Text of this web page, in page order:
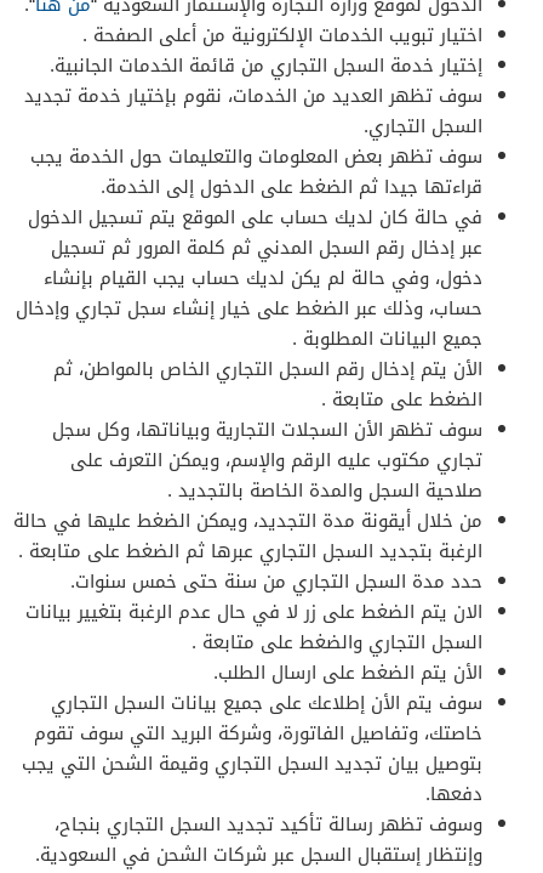
اختيار تبويب الخدمات الإلكترونية من أعلى الصفحة .
إختيار خدمة السجل التجاري من قائمة الخدمات الجانبية.
سوف تظهر العديد من الخدمات، نقوم بإختيار خدمة تجديد
السجل التجاري.
سوف تظهر بعض المعلومات والتعليمات حول الخدمة يجب
قراءتها جيدا ثم الضغط على الدخول إلى الخدمة.
في حالة كان لديك حساب على الموقع يتم تسجيل الدخول
عبر إدخال رقم السجل المدني ثم كلمة المرور ثم تسجيل
دخول، وفي حالة لم يكن لديك حساب يجب القيام بإنشاء
حساب، وذلك عبر الضغط على خيار إنشاء سجل تجاري وإدخال
جميع البيانات المطلوبة .
الأن يتم إدخال رقم السجل التجاري الخاص بالمواطن، ثم
الضغط على متابعة .
سوف تظهر الأن السجلات التجارية وبياناتها، وكل سجل
تجاري مكتوب عليه الرقم والإسم، ويمكن التعرف على
صلاحية السجل والمدة الخاصة بالتجديد .
من خلال أيقونة مدة التجديد، ويمكن الضغط عليها في حالة
الرغبة بتجديد السجل التجاري عبرها ثم الضغط على متابعة .
حدد مدة السجل التجاري من سنة حتى خمس سنوات.
الان يتم الضغط على زر لا في حال عدم الرغبة بتغيير بيانات
السجل التجاري والضغط على متابعة .
الأن يتم الضغط على ارسال الطلب.
سوف يتم الأن إطلاعك على جميع بيانات السجل التجاري
خاصتك، وتفاصيل الفاتورة، وشركة البريد التي سوف تقوم
بتوصيل بيان تجديد السجل التجاري وقيمة الشحن التي يجب
دفعها.
وسوف تظهر رسالة تأكيد تجديد السجل التجاري بنجاح،
وإنتظار إستقبال السجل عبر شركات الشحن في السعودية.